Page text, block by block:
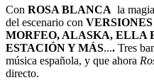
Con ROSA BLANCA la
del escenario con
MORFEO, ALASKA, ELLA
ESTACIÓN Y MÁS.... Tres
música española, y que ahora
directo.